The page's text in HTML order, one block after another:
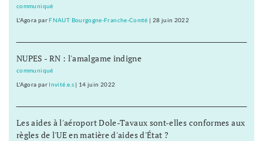
communiqué
L'Agora parFNAUT Bourgogne-Franche-Comté | 28 juin 2022
NUPES - RN : l'amalgame indigne
communiqué
L'Agora par Invité.e.s| 14 juin 2022
Les aides à l'aéroport Dole-Tavaux sont-elles conformes aux
règles de l'UE en matière d'aides d'État ?